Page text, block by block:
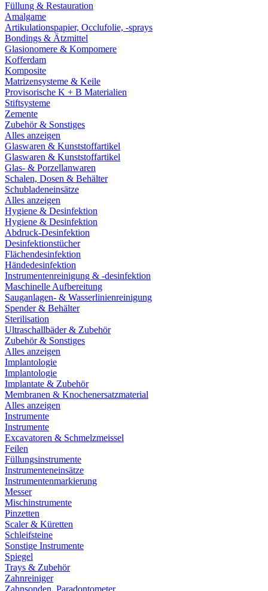
Füllung & Restauration
Amalgame
Artikulationspapier, Occlufolie, -sprays
Bondings & Ätzmittel
Glasionomere & Kompomere
Kofferdam
Komposite
Matrizensysteme & Keile
Provisorische K + B Materialien
Stiftsysteme
Zemente
Zubehör & Sonstiges
Alles anzeigen
Glaswaren & Kunststoffartikel
Glaswaren & Kunststoffartikel
Glas- & Porzellanwaren
Schalen, Dosen & Behälter
Schubladeneinsätze
Alles anzeigen
Hygiene & Desinfektion
Hygiene & Desinfektion
Abdruck-Desinfektion
Desinfektionstücher
Flächendesinfektion
Händedesinfektion
Instrumentenreinigung & -desinfektion
Maschinelle Aufbereitung
Sauganlagen- & Wasserlinienreinigung
Spender & Behälter
Sterilisation
Ultraschallbäder & Zubehör
Zubehör & Sonstiges
Alles anzeigen
Implantologie
Implantologie
Implantate & Zubehör
Membranen & Knochenersatzmaterial
Alles anzeigen
Instrumente
Instrumente
Excavatoren & Schmelzmeissel
Feilen
Füllungsinstrumente
Instrumenteneinsätze
Instrumentenmarkierung
Messer
Mischinstrumente
Pinzetten
Scaler & Küretten
Schleifsteine
Sonstige Instrumente
Spiegel
Trays & Zubehör
Zahnreiniger
Zahnsonden, Paradontometer